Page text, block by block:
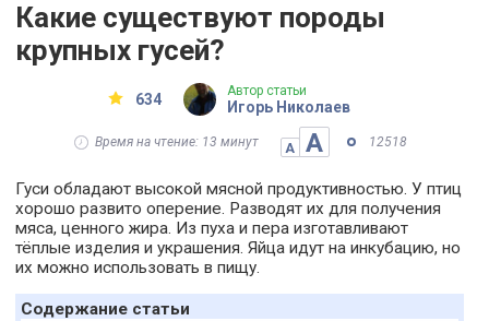
Какие существуют породы
крупных гусей?
634 Автор статьи
Игорь Николаев
Время на чтение: 13 минут А А 12518
Гуси обладают высокой мясной продуктивностью. У птиц
хорошо развито оперение. Разводят их для получения
мяса, ценного жира. Из пуха и пера изготавливают
тёплые изделия и украшения. Яйца идут на инкубацию, но
их можно использовать в пищу.
Содержание статьи